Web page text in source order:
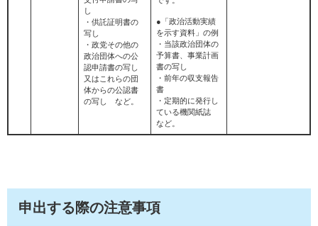
し
・供託証明書の
写し
・政党その他の
政治団体への公
認申請書の写し
又はこれらの団
体からの公認書
の写し など。
●「政治活動実績
を示す資料」の例
・当該政治団体の
予算書、事業計画
書の写し
・前年の収支報告
書
・定期的に発行し
ている機関紙誌
など。
申出する際の注意事項